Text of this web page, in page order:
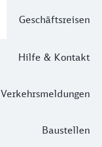
Geschäftsreisen
Hilfe & Kontakt
Verkehrsmeldungen
Baustellen